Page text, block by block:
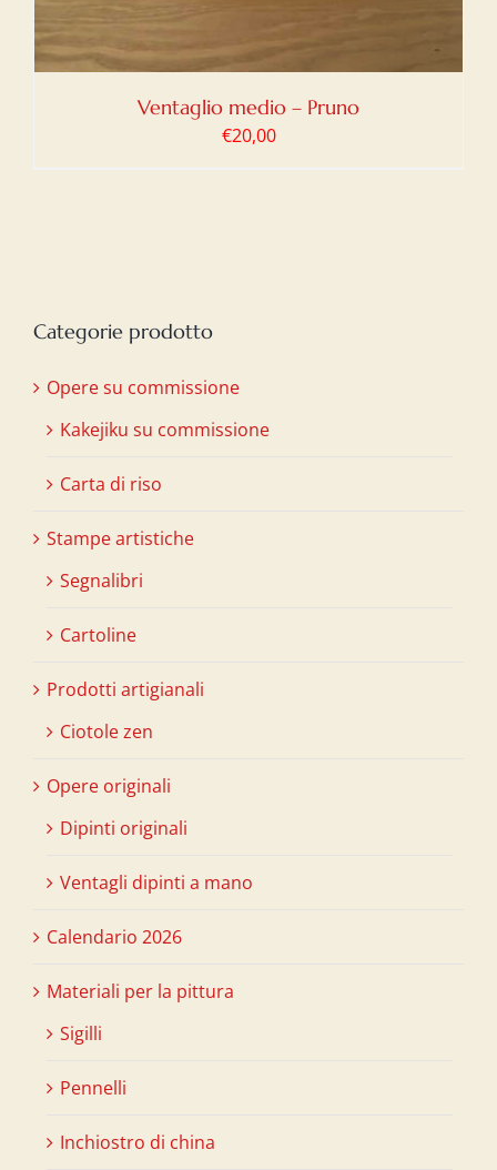
Ventaglio medio – Pruno
€20,00
Categorie prodotto
Opere su commissione
Kakejiku su commissione
Carta di riso
Stampe artistiche
Segnalibri
Cartoline
Prodotti artigianali
Ciotole zen
Opere originali
Dipinti originali
Ventagli dipinti a mano
Calendario 2026
Materiali per la pittura
Sigilli
Pennelli
Inchiostro di china